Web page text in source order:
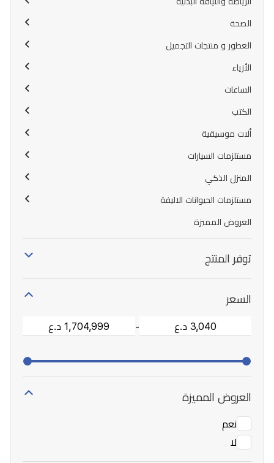
الصحة
العطور و منتجات التجميل
الأزياء
الساعات
الكتب
ألات موسيقية
مستلزمات السيارات
المنزل الذكي
مستلزمات الحيوانات الاليفة
العروض المميزة
توفر المنتج
السعر
-
العروض المميزة
نعم
لا